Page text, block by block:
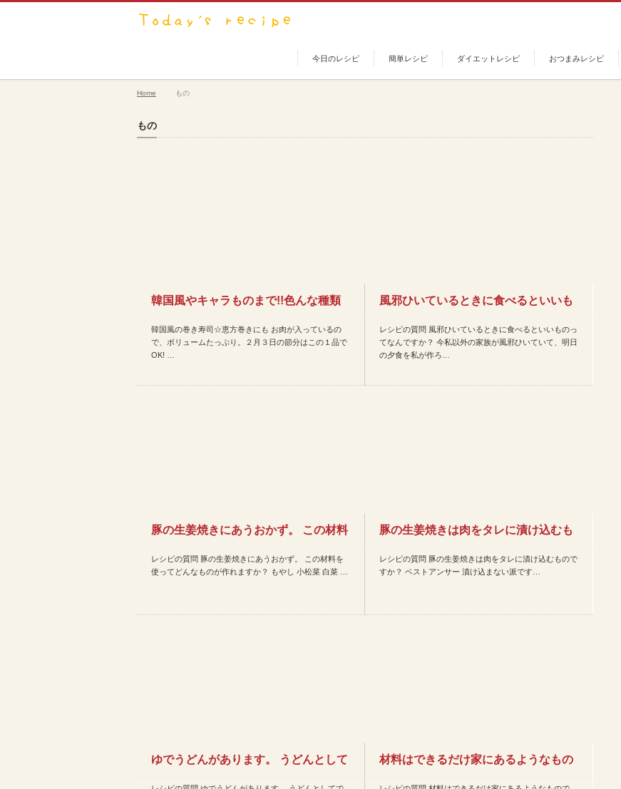
今日のレシピ 簡単レシピ ダイエットレシピ おつまみレシピ
Home もの
もの
韓国風やキャラものまで!!色んな種類
の恵方巻きレシピ!!
韓国風の巻き寿司☆恵方巻きにも お肉が入っているの
で、ボリュームたっぷり。２月３日の節分はこの１品で
OK! …
風邪ひいているときに食べるといいも
のってなんですか？ 今私以…
レシピの質問 風邪ひいているときに食べるといいものっ
てなんですか？ 今私以外の家族が風邪ひいていて、明日
の夕食を私が作ろ…
豚の生姜焼きにあうおかず。 この材料
を使ってどんなものが作…
レシピの質問 豚の生姜焼きにあうおかず。 この材料を
使ってどんなものが作れますか？ もやし 小松菜 白菜 …
豚の生姜焼きは肉をタレに漬け込むも
のですか？
レシピの質問 豚の生姜焼きは肉をタレに漬け込むもので
すか？ ベストアンサー 漬け込まない派です…
ゆでうどんがあります。 うどんとして 材料はできるだけ家にあるようなもの